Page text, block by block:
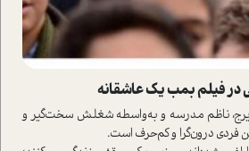
در فیلم بمب یک عاشقانه
ناظم مدرسه و به‌واسطه شغلش سخت‌گير و
درون‌گرا و كم‌حرف ا‌ست.